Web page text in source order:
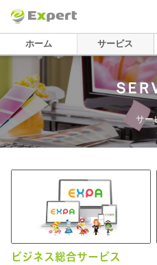
ホーム サービス
ＳＥＲ
サー
ビジネス総合サービス